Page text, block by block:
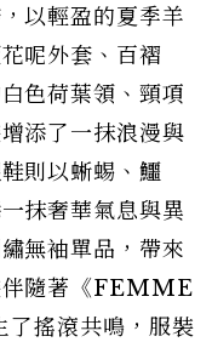
以輕盈的夏季羊
呢外套、百褶
色荷葉領、頸項
添了一抹浪漫與
則以蜥蜴、鱷
抹奢華氣息與異
無袖單品，帶來
伴隨著《FEMME
搖滾共鳴，服裝